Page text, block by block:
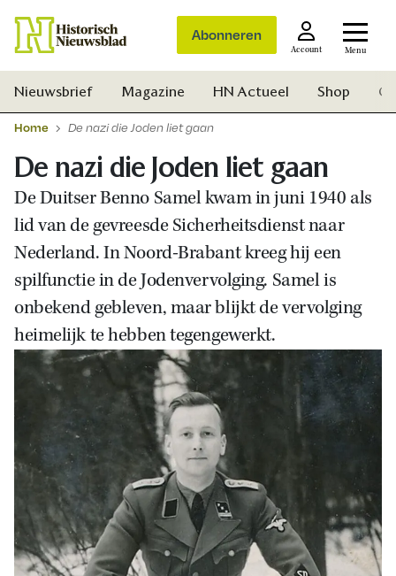
Abonneren
Account Menu
Zoek
Nieuwsbrief Magazine HN Actueel Shop
Home De nazi die Joden liet gaan
De nazi die Joden liet gaan
De Duitser Benno Samel kwam in juni 1940 als
lid van de gevreesde Sicherheitsdienst naar
Nederland. In Noord-Brabant kreeg hij een
spilfunctie in de Jodenvervolging. Samel is
onbekend gebleven, maar blijkt de vervolging
heimelijk te hebben tegengewerkt.